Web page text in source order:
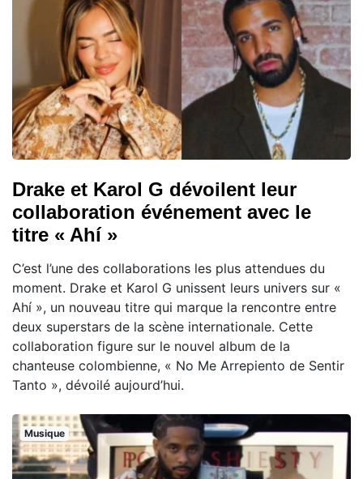
Drake et Karol G dévoilent leur
collaboration événement avec le
titre « Ahí »
C’est l’une des collaborations les plus attendues du
moment. Drake et Karol G unissent leurs univers sur «
Ahí », un nouveau titre qui marque la rencontre entre
deux superstars de la scène internationale. Cette
collaboration figure sur le nouvel album de la
chanteuse colombienne, « No Me Arrepiento de Sentir
Tanto », dévoilé aujourd’hui.
Musique